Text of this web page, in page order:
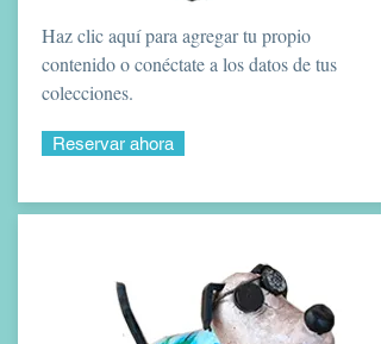
Haz clic aquí para agregar tu propio
contenido o conéctate a los datos de tus
colecciones.
Reservar ahora